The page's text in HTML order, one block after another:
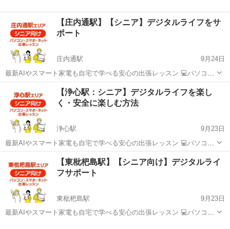
【庄内通駅】【シニア】デジタルライフをサ
ポート
庄内通駅
9月24日
最新AIやスマート家電も自宅で学べる安心の出張レッスン 💻パソコ
ン、📱スマホ、ネットのことで こんなお悩みはありませんか？ ▶スマ
ホの操作を毎回家族に聞くのが気まずいと感じている ▶大切な写真の
整理や保存...
名古屋市 庄内通駅 Windows総合 デジタル
【浄心駅：シニア】デジタルライフを楽し
く・安全に楽しむ方法
浄心駅
9月23日
最新AIやスマート家電も自宅で学べる安心の出張レッスン 💻パソコ
ン、📱スマホ、ネットのことで こんなお悩みはありませんか？ ・スマ
ホの操作を毎回家族に聞くのが気まずいと感じている ・大切な写真の
整理や保存方法...
名古屋市 浄心駅 Windows総合 デジタル
【東枇杷島駅】【シニア向け】デジタルライ
フサポート
東枇杷島駅
9月23日
最新AIやスマート家電も自宅で学べる安心の出張レッスン 💻パソコ